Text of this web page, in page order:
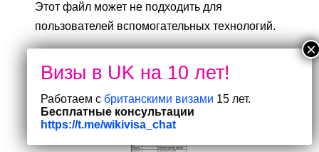
Этот файл может не подходить для
пользователей вспомогательных технологий.
Работаем с британскими визами 15 лет.
Бесплатные консультации
https://t.me/wikivisa_chat